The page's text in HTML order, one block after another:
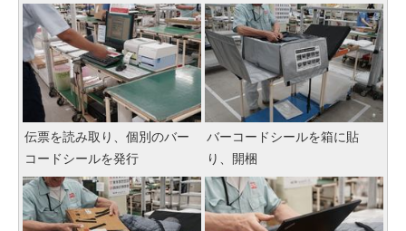
伝票を読み取り、個別のバー
コードシールを発行
バーコードシールを箱に貼
り、開梱